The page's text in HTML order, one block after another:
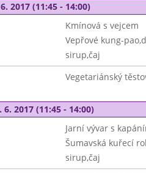
2017 (11:45 - 14:00)
Kmínová s vejcem
Vepřové kung-
sirup,čaj
Vegetariánský
6. 2017 (11:45 - 14:00)
Jarní vývar s
Šumavská kuřecí
sirup,čaj